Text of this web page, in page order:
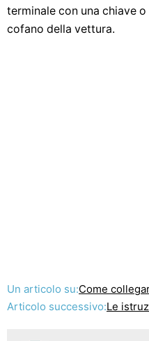
terminale con una chiave
cofano della vettura.
Un articolo su:Come collegare un
Articolo successivo:Le